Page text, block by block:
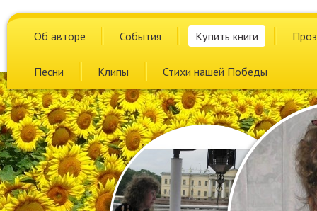
Об авторе События Купить книги
Песни Клипы Стихи нашей Победы